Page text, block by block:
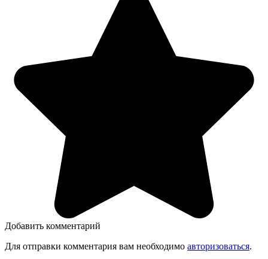
Добавить комментарий
Для отправки комментария вам необходимо авторизоваться.